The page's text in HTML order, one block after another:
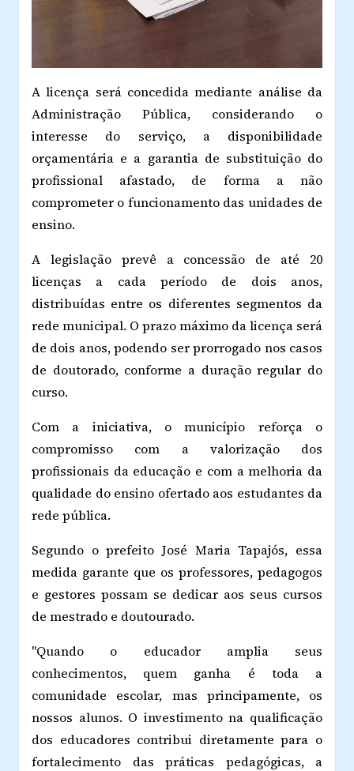
A licença será concedida mediante análise da
Administração Pública, considerando o
interesse do serviço, a disponibilidade
orçamentária e a garantia de substituição do
profissional afastado, de forma a não
comprometer o funcionamento das unidades de
ensino.
A legislação prevê a concessão de até 20
licenças a cada período de dois anos,
distribuídas entre os diferentes segmentos da
rede municipal. O prazo máximo da licença será
de dois anos, podendo ser prorrogado nos casos
de doutorado, conforme a duração regular do
curso.
Com a iniciativa, o município reforça o
compromisso com a valorização dos
profissionais da educação e com a melhoria da
qualidade do ensino ofertado aos estudantes da
rede pública.
Segundo o prefeito José Maria Tapajós, essa
medida garante que os professores, pedagogos
e gestores possam se dedicar aos seus cursos
de mestrado e doutourado.
"Quando o educador amplia seus
conhecimentos, quem ganha é toda a
comunidade escolar, mas principamente, os
nossos alunos. O investimento na qualificação
dos educadores contribui diretamente para o
fortalecimento das práticas pedagógicas, a